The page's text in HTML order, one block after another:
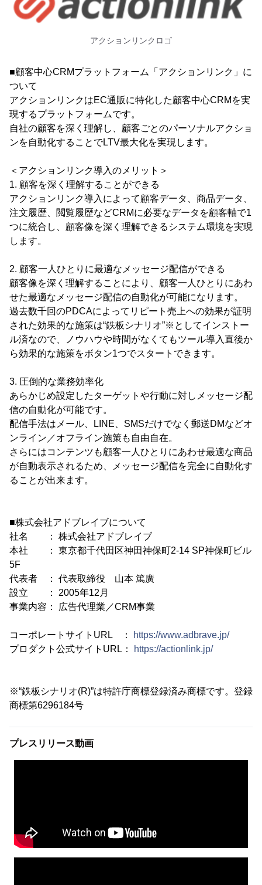
アクションリンクロゴ
■顧客中心CRMプラットフォーム「アクションリンク」に
ついて
アクションリンクはEC通販に特化した顧客中心CRMを実
現するプラットフォームです。
自社の顧客を深く理解し、顧客ごとのパーソナルアクショ
ンを自動化することでLTV最大化を実現します。
＜アクションリンク導入のメリット＞
1. 顧客を深く理解することができる
アクションリンク導入によって顧客データ、商品データ、
注文履歴、閲覧履歴などCRMに必要なデータを顧客軸で1
つに統合し、顧客像を深く理解できるシステム環境を実現
します。
2. 顧客一人ひとりに最適なメッセージ配信ができる
顧客像を深く理解することにより、顧客一人ひとりにあわ
せた最適なメッセージ配信の自動化が可能になります。
過去数千回のPDCAによってリピート売上への効果が証明
された効果的な施策は“鉄板シナリオ”※としてインストー
ル済なので、ノウハウや時間がなくてもツール導入直後か
ら効果的な施策をボタン1つでスタートできます。
3. 圧倒的な業務効率化
あらかじめ設定したターゲットや行動に対しメッセージ配
信の自動化が可能です。
配信手法はメール、LINE、SMSだけでなく郵送DMなどオ
ンライン／オフライン施策も自由自在。
さらにはコンテンツも顧客一人ひとりにあわせ最適な商品
が自動表示されるため、メッセージ配信を完全に自動化す
ることが出来ます。
■株式会社アドブレイブについて
社名 ： 株式会社アドブレイブ
本社 ： 東京都千代田区神田神保町2-14 SP神保町ビル
5F
代表者 ： 代表取締役 山本 篤廣
設立 ： 2005年12月
事業内容： 広告代理業／CRM事業
コーポレートサイトURL ：
https://www.adbrave.jp/
プロダクト公式サイトURL：
https://actionlink.jp/
※“鉄板シナリオ(R)”は特許庁商標登録済み商標です。登録
商標第6296184号
プレスリリース動画